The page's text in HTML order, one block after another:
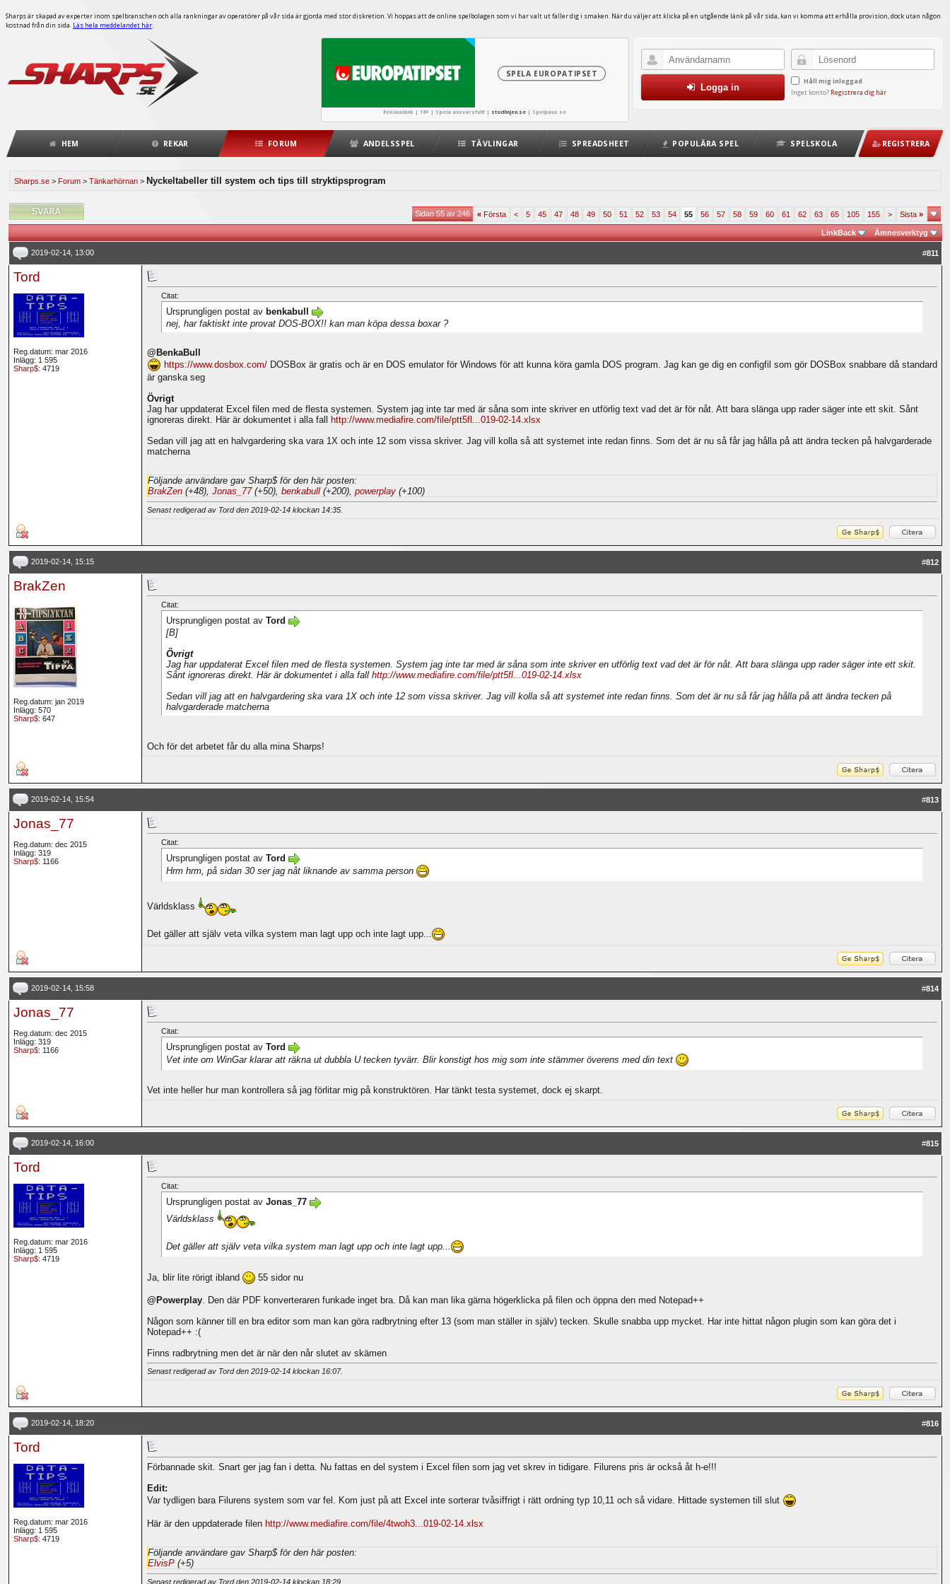
Sharps är skapad av experter inom spelbranschen och alla rankningar av operatörer på vår sida är gjorda med stor diskretion. Vi hoppas att de online spelbolagen som vi har valt ut faller dig i smaken. När du väljer att klicka på en utgående länk på vår sida, kan vi komma att erhålla provision, dock utan någon
kostnad från din sida. Läs hela meddelandet här.
SPELA EUROPATIPSET
Reklamlänk | 18+ | Spela ansvarsfullt | stodlinjen.se | Spelpaus.se
Håll mig inloggad
Inget konto? Registrera dig här
Logga in
HEM REKAR FORUM ANDELSSPEL TÄVLINGAR SPREADSHEET POPULÄRA SPEL SPELSKOLA REGISTRERA
Sharps.se > Forum > Tänkarhörnan > Nyckeltabeller till system och tips till stryktipsprogram
Sidan 55 av 246 « Första < 5 45 47 48 49 50 51 52 53 54 55 56 57 58 59 60 61 62 63 65 105 155 > Sista»
LinkBack Ämnesverktyg
2019-02-14, 13:00 #811
Tord
Reg.datum: mar 2016
Inlägg: 1 595
Sharp$: 4719
Citat:
Ursprungligen postat av benkabull
nej, har faktiskt inte provat DOS-BOX!! kan man köpa dessa boxar ?
@BenkaBull
https://www.dosbox.com/DOSBox är gratis och är en DOS emulator för Windows för att kunna köra gamla DOS program. Jag kan ge dig en configfil som gör DOSBox snabbare då standard
är ganska seg
Övrigt
Jag har uppdaterat Excel filen med de flesta systemen. System jag inte tar med är såna som inte skriver en utförlig text vad det är för nåt. Att bara slänga upp rader säger inte ett skit. Sånt
ignoreras direkt. Här är dokumentet i alla fall
http://www.mediafire.com/file/ptt5fl...019-02-14.xlsx
Sedan vill jag att en halvgardering ska vara 1X och inte 12 som vissa skriver. Jag vill kolla så att systemet inte redan finns. Som det är nu så får jag hålla på att ändra tecken på halvgarderade
matcherna
Följande användare gav Sharp$ för den här posten:
BrakZen(+48), Jonas_77(+50), benkabull(+200), powerplay(+100)
Senast redigerad av Tord den 2019-02-14 klockan 14:35.
2019-02-14, 15:15 #812
BrakZen
Reg.datum: jan 2019
Inlägg: 570
Sharp$: 647
Citat:
Ursprungligen postat av Tord
[B]
Övrigt
Jag har uppdaterat Excel filen med de flesta systemen. System jag inte tar med är såna som inte skriver en utförlig text vad det är för nåt. Att bara slänga upp rader säger inte ett skit.
Sånt ignoreras direkt. Här är dokumentet i alla fall http://www.mediafire.com/file/ptt5fl...019-02-14.xlsx
Sedan vill jag att en halvgardering ska vara 1X och inte 12 som vissa skriver. Jag vill kolla så att systemet inte redan finns. Som det är nu så får jag hålla på att ändra tecken på
halvgarderade matcherna
Och för det arbetet får du alla mina Sharps!
2019-02-14, 15:54 #813
Jonas_77
Reg.datum: dec 2015
Inlägg: 319
Sharp$: 1166
Citat:
Ursprungligen postat av Tord
Hrm hrm, på sidan 30 ser jag nåt liknande av samma person
Världsklass
Det gäller att själv veta vilka system man lagt upp och inte lagt upp...
2019-02-14, 15:58 #814
Jonas_77
Reg.datum: dec 2015
Inlägg: 319
Sharp$: 1166
Citat:
Ursprungligen postat av Tord
Vet inte om WinGar klarar att räkna ut dubbla U tecken tyvärr. Blir konstigt hos mig som inte stämmer överens med din text
Vet inte heller hur man kontrollera så jag förlitar mig på konstruktören. Har tänkt testa systemet, dock ej skarpt.
2019-02-14, 16:00 #815
Tord
Reg.datum: mar 2016
Inlägg: 1 595
Sharp$: 4719
Citat:
Ursprungligen postat av Jonas_77
Världsklass
Det gäller att själv veta vilka system man lagt upp och inte lagt upp...
Ja, blir lite rörigt ibland 55 sidor nu
@Powerplay. Den där PDF konverteraren funkade inget bra. Då kan man lika gärna högerklicka på filen och öppna den med Notepad++
Någon som känner till en bra editor som man kan göra radbrytning efter 13 (som man ställer in själv) tecken. Skulle snabba upp mycket. Har inte hittat någon plugin som kan göra det i
Notepad++ :(
Finns radbrytning men det är när den når slutet av skämen
Senast redigerad av Tord den 2019-02-14 klockan 16:07.
2019-02-14, 18:20 #816
Tord
Reg.datum: mar 2016
Inlägg: 1 595
Sharp$: 4719
Förbannade skit. Snart ger jag fan i detta. Nu fattas en del system i Excel filen som jag vet skrev in tidigare. Filurens pris är också åt h-e!!!
Edit:
Var tydligen bara Filurens system som var fel. Kom just på att Excel inte sorterar tvåsiffrigt i rätt ordning typ 10,11 och så vidare. Hittade systemen till slut
Här är den uppdaterade filen http://www.mediafire.com/file/4twoh3...019-02-14.xlsx
Följande användare gav Sharp$ för den här posten:
ElvisP(+5)
Senast redigerad av Tord den 2019-02-14 klockan 18:29.